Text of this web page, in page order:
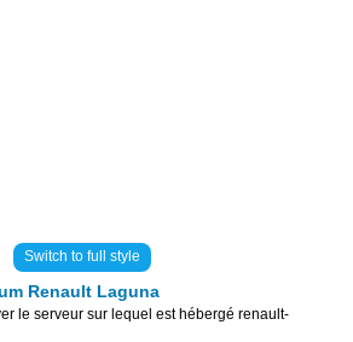
Switch to full style
Renault Laguna
le serveur sur lequel est hébergé renault-